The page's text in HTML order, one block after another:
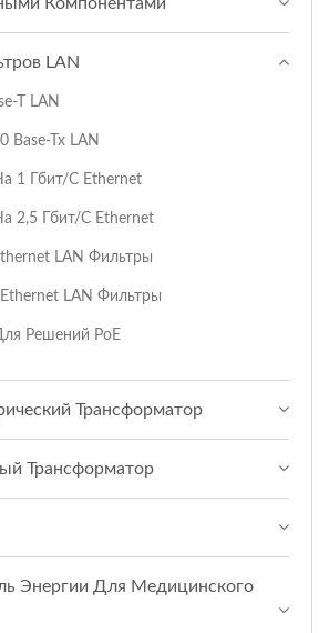
Компонентами
LAN
T LAN
Base-Tx LAN
1 Гбит/с Ethernet
2,5 Гбит/с Ethernet
LAN Фильтры
LAN Фильтры
Решений PoE
Трансформатор
Трансформатор
Энергии Для Медицинского